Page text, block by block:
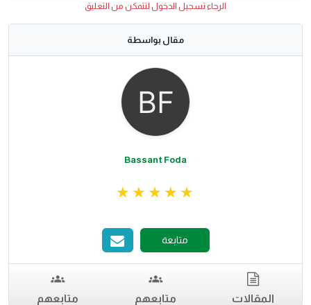
الرجاء تسجيل الدخول لتتمكن من التعليق
مقال بواسطة
Bassant Foda
متابعة
المقالات متابعهم متابعهم